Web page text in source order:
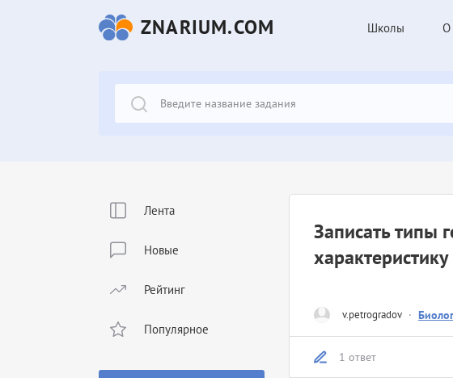
ZNARIUM.COM Школы О
Лента
Новые
Рейтинг
Популярное
v.petrogradov ·
Записать типы
характеристику
1 ответ